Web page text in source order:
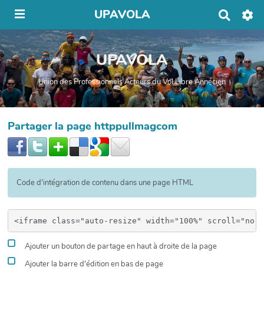
UPAVOLA
c
h
r
c
h
e
UPAVOLA
Union des Professionnels Acteurs du Vol Libre Annécien
Partager la page httppullmagcom
Code d'intégration de contenu dans une page HTML
Ajouter un bouton de partage en haut à droite de la page
Ajouter la barre d'édition en bas de page